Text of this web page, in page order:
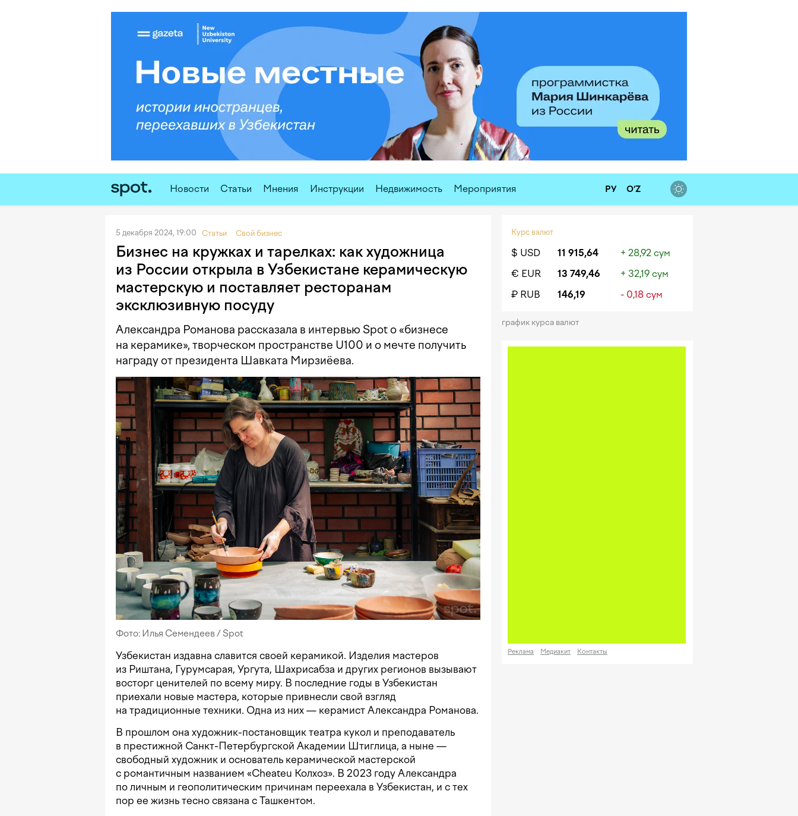
Новости Статьи Мнения Инструкции Недвижимость Мероприятия РУ O‘Z
5 декабря 2024, 19:00 Статьи Свой бизнес
Бизнес на кружках и тарелках: как художница
из России открыла в Узбекистане керамическую
мастерскую и поставляет ресторанам
эксклюзивную посуду
Александра Романова рассказала в интервью Spot о «бизнесе
на керамике», творческом пространстве U100 и о мечте получить
награду от президента Шавката Мирзиёева.
Фото: Илья Семендеев / Spot
Узбекистан издавна славится своей керамикой. Изделия мастеров
из Риштана, Гурумсарая, Ургута, Шахрисабза и других регионов вызывают
восторг ценителей по всему миру. В последние годы в Узбекистан
приехали новые мастера, которые привнесли свой взгляд
на традиционные техники. Одна из них — керамист Александра Романова.
В прошлом она художник-постановщик театра кукол и преподаватель
в престижной Санкт-Петербургской Академии Штиглица, а ныне —
свободный художник и основатель керамической мастерской
с романтичным названием «Cheateu Колхоз». В 2023 году Александра
по личным и геополитическим причинам переехала в Узбекистан, и с тех
пор ее жизнь тесно связана с Ташкентом.
Курс валют
$ USD 11 915,64
+ 28,92 сум
€ EUR
13 749,46
+ 32,19 сум
₽ RUB
146,19 - 0,18 сум
график курса валют
Реклама Медиакит Контакты